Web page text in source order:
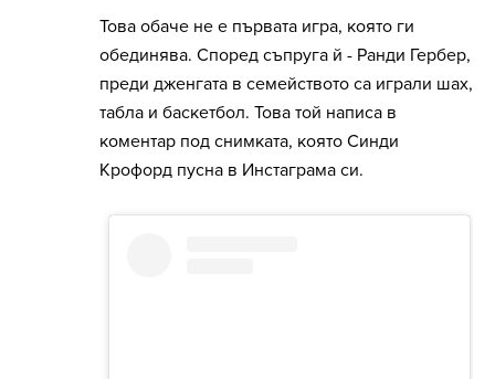
Това обаче не е първата игра, която ги
обединява. Според съпруга й - Ранди Гербер,
преди дженгата в семейството са играли шах,
табла и баскетбол. Това той написа в
коментар под снимката, която Синди
Крофорд пусна в Инстаграма си.